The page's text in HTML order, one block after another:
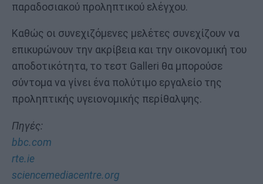
παραδοσιακού προληπτικού ελέγχου.
Καθώς οι συνεχιζόμενες μελέτες συνεχίζουν να
επικυρώνουν την ακρίβεια και την οικονομική του
αποδοτικότητα, το τεστ Galleri θα μπορούσε
σύντομα να γίνει ένα πολύτιμο εργαλείο της
προληπτικής υγειονομικής περίθαλψης.
Πηγές:
bbc.com
rte.ie
sciencemediacentre.org